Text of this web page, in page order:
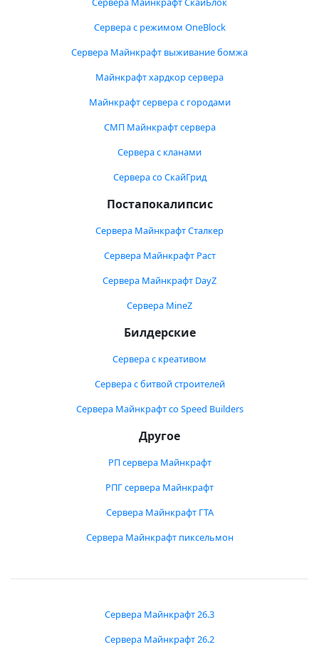
Сервера с режимом OneBlock
Сервера Майнкрафт выживание бомжа
Майнкрафт хардкор сервера
Майнкрафт сервера с городами
СМП Майнкрафт сервера
Сервера с кланами
Сервера со СкайГрид
Постапокалипсис
Сервера Майнкрафт Сталкер
Сервера Майнкрафт Раст
Сервера Майнкрафт DayZ
Сервера MineZ
Билдерские
Сервера с креативом
Сервера с битвой строителей
Сервера Майнкрафт со Speed Builders
Другое
РП сервера Майнкрафт
РПГ сервера Майнкрафт
Сервера Майнкрафт ГТА
Сервера Майнкрафт пиксельмон
Сервера Майнкрафт 26.3
Сервера Майнкрафт 26.2